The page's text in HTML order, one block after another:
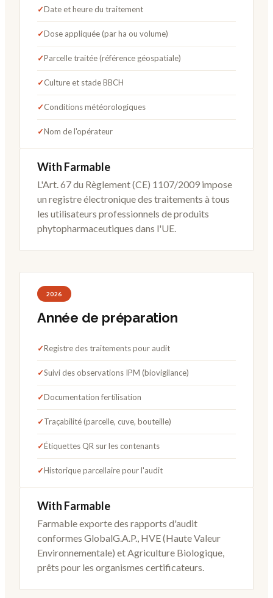
✓Date et heure du traitement
✓Dose appliquée (par ha ou volume)
✓Parcelle traitée (référence géospatiale)
✓Culture et stade BBCH
✓Conditions météorologiques
✓Nom de l'opérateur
With Farmable
L'Art. 67 du Règlement (CE) 1107/2009 impose
un registre électronique des traitements à tous
les utilisateurs professionnels de produits
phytopharmaceutiques dans l'UE.
2026
Année de préparation
✓Registre des traitements pour audit
✓Suivi des observations IPM (biovigilance)
✓Documentation fertilisation
✓Traçabilité (parcelle, cuve, bouteille)
✓Étiquettes QR sur les contenants
✓Historique parcellaire pour l'audit
With Farmable
Farmable exporte des rapports d'audit
conformes GlobalG.A.P., HVE (Haute Valeur
Environnementale) et Agriculture Biologique,
prêts pour les organismes certificateurs.